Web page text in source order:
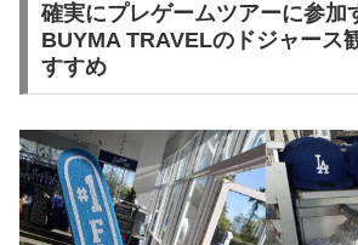
確実にプレゲームツアーに参加
BUYMA TRAVELのドジャース
すすめ